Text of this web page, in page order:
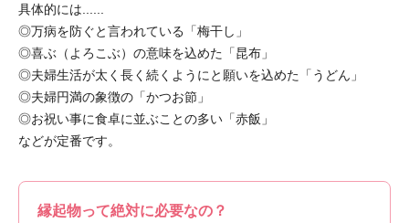
具体的には......
◎万病を防ぐと言われている「梅干し」
◎喜ぶ（よろこぶ）の意味を込めた「昆布」
◎夫婦生活が太く長く続くようにと願いを込めた「うどん」
◎夫婦円満の象徴の「かつお節」
◎お祝い事に食卓に並ぶことの多い「赤飯」
などが定番です。
縁起物って絶対に必要なの？